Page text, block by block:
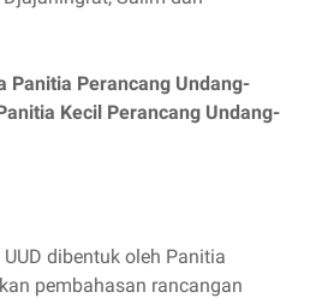
Panitia Perancang Undang-
Kecil Perancang Undang-
dibentuk oleh Panitia
pembahasan rancangan